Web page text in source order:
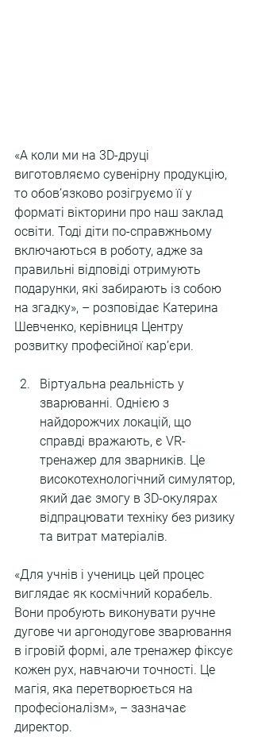
«А коли ми на 3D-друці
виготовляємо сувенірну продукцію,
то обов’язково розігруємо її у
форматі вікторини про наш заклад
освіти. Тоді діти по-справжньому
включаються в роботу, адже за
правильні відповіді отримують
подарунки, які забирають із собою
на згадку», – розповідає Катерина
Шевченко, керівниця Центру
розвитку професійної кар’єри.
Віртуальна реальність у
зварюванні. Однією з
найдорожчих локацій, що
справді вражають, є VR-
тренажер для зварників. Це
високотехнологічний симулятор,
який дає змогу в 3D-окулярах
відпрацювати техніку без ризику
та витрат матеріалів.
«Для учнів і учениць цей процес
виглядає як космічний корабель.
Вони пробують виконувати ручне
дугове чи аргонодугове зварювання
в ігровій формі, але тренажер фіксує
кожен рух, навчаючи точності. Це
магія, яка перетворюється на
професіоналізм», – зазначає
директор.